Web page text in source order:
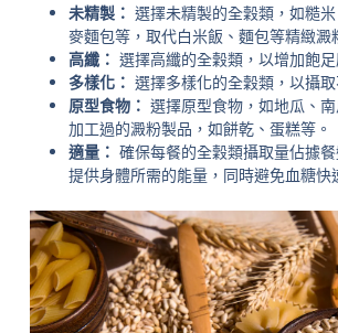
未精製： 選擇未精製的全穀類，如糙
麥麵包等，取代白米飯、麵包等精緻澱
高纖： 選擇高纖的全穀類，以增加飽
多樣化： 選擇多樣化的全穀類，以攝
原型食物： 選擇原型食物，如地瓜、
加工過的澱粉製品，如餅乾、蛋糕等。
適量： 確保每餐的全穀類攝取量佔據
提供身體所需的能量，同時避免血糖快